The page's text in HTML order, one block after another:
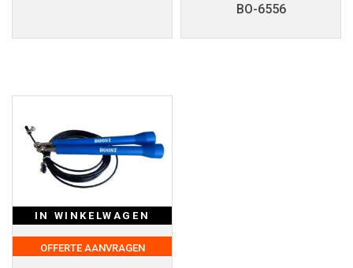
BO-6556
IN WINKELWAGEN
OFFERTE AANVRAGEN